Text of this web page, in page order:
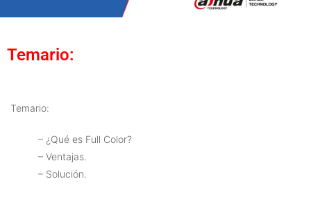
Temario:
Temario:
– ¿Qué es Full Color?
– Ventajas.
– Solución.